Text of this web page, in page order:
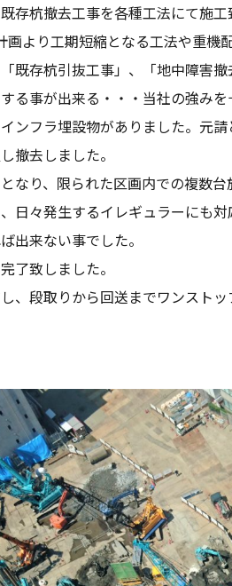
存杭撤去工事を各種工法にて施
より工期短縮となる工法や重機
既存杭引抜工事」、「地中障害
る事が出来る・・・当社の強みを
ンフラ埋設物がありました。元
撤去しました。
なり、限られた区画内での複数
日々発生するイレギュラーにも
出来ない事でした。
了致しました。
、段取りから回送までワンスト